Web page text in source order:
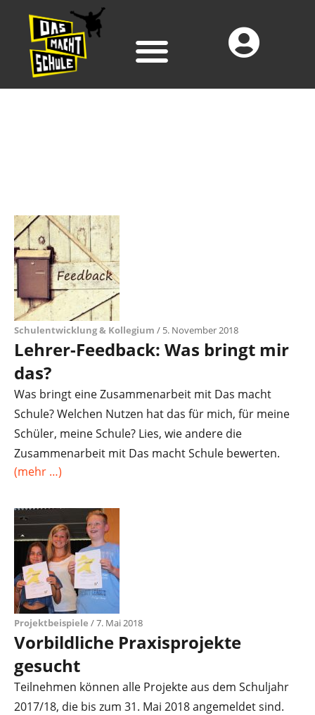
Schulentwicklung & Kollegium / 5. November 2018
Lehrer-Feedback: Was bringt mir
das?
Was bringt eine Zusammenarbeit mit Das macht
Schule? Welchen Nutzen hat das für mich, für meine
Schüler, meine Schule? Lies, wie andere die
Zusammenarbeit mit Das macht Schule bewerten.
(mehr …)
Projektbeispiele / 7. Mai 2018
Vorbildliche Praxisprojekte
gesucht
Teilnehmen können alle Projekte aus dem Schuljahr
2017/18, die bis zum 31. Mai 2018 angemeldet sind.